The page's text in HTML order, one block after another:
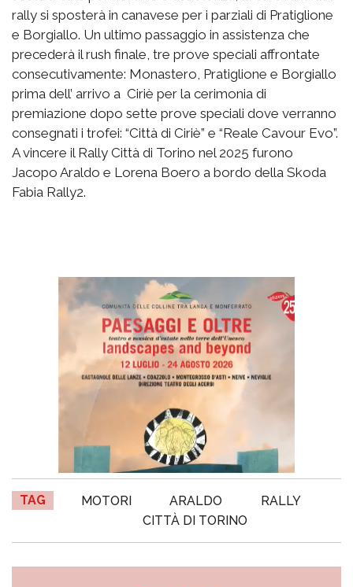
rally si sposterà in canavese per i parziali di Pratiglione
e Borgiallo. Un ultimo passaggio in assistenza che
precederà il rush finale, tre prove speciali affrontate
consecutivamente: Monastero, Pratiglione e Borgiallo
prima dell’ arrivo a Ciriè per la cerimonia di
premiazione dopo sette prove speciali dove verranno
consegnati i trofei: “Città di Ciriè” e “Reale Cavour Evo”.
A vincere il Rally Città di Torino nel 2025 furono
Jacopo Araldo e Lorena Boero a bordo della Skoda
Fabia Rally2.
TAG MOTORI ARALDO
RALLY
CITTÀ DI TORINO